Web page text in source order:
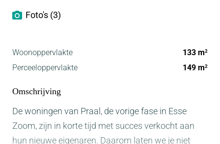
Foto's (3)
Woonoppervlakte 133 m2
Perceeloppervlakte 149 m2
Omschrijving
De woningen van Praal, de vorige fase in Esse
Zoom, zijn in korte tijd met succes verkocht aan
hun nieuwe eigenaren. Daarom laten we je niet